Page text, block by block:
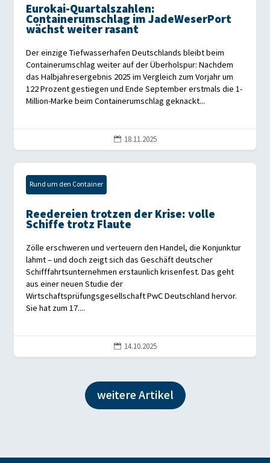
Eurokai-Quartalszahlen:
Containerumschlag im JadeWeserPort
wächst weiter rasant
Der einzige Tiefwasserhafen Deutschlands bleibt beim
Containerumschlag weiter auf der Überholspur: Nachdem
das Halbjahresergebnis 2025 im Vergleich zum Vorjahr um
122 Prozent gestiegen und Ende September erstmals die 1-
Million-Marke beim Containerumschlag geknackt...
 18.11.2025
Rund um den Container
Reedereien trotzen der Krise: volle
Schiffe trotz Flaute
Zölle erschweren und verteuern den Handel, die Konjunktur
lahmt – und doch zeigt sich das Geschäft deutscher
Schifffahrtsunternehmen erstaunlich krisenfest. Das geht
aus einer neuen Studie der
Wirtschaftsprüfungsgesellschaft PwC Deutschland hervor.
Sie hat zum 17....
 14.10.2025
weitere Artikel